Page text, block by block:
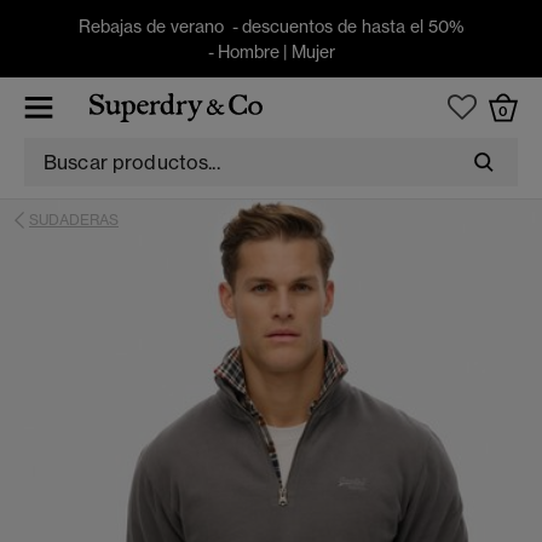
Rebajas de verano - descuentos de hasta el 50%
- Hombre| Mujer
0
SUDADERAS